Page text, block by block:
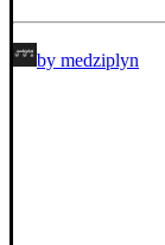
by medziplyn